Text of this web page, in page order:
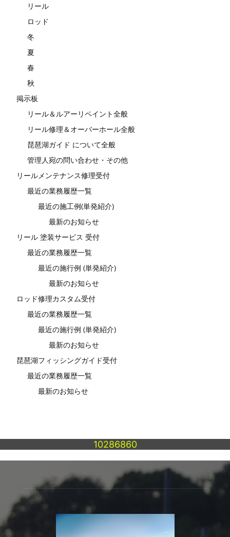
リール
ロッド
冬
夏
春
秋
掲示板
リール＆ルアーリペイント全般
リール修理＆オーバーホール全般
琵琶湖ガイド について全般
管理人宛の問い合わせ・その他
リールメンテナンス修理受付
最近の業務履歴一覧
最近の施工例(単発紹介)
最新のお知らせ
リール 塗装サービス 受付
最近の業務履歴一覧
最近の施行例 (単発紹介)
最新のお知らせ
ロッド修理カスタム受付
最近の業務履歴一覧
最近の施行例 (単発紹介)
最新のお知らせ
琵琶湖フィッシングガイド受付
最近の業務履歴一覧
最新のお知らせ
10286860